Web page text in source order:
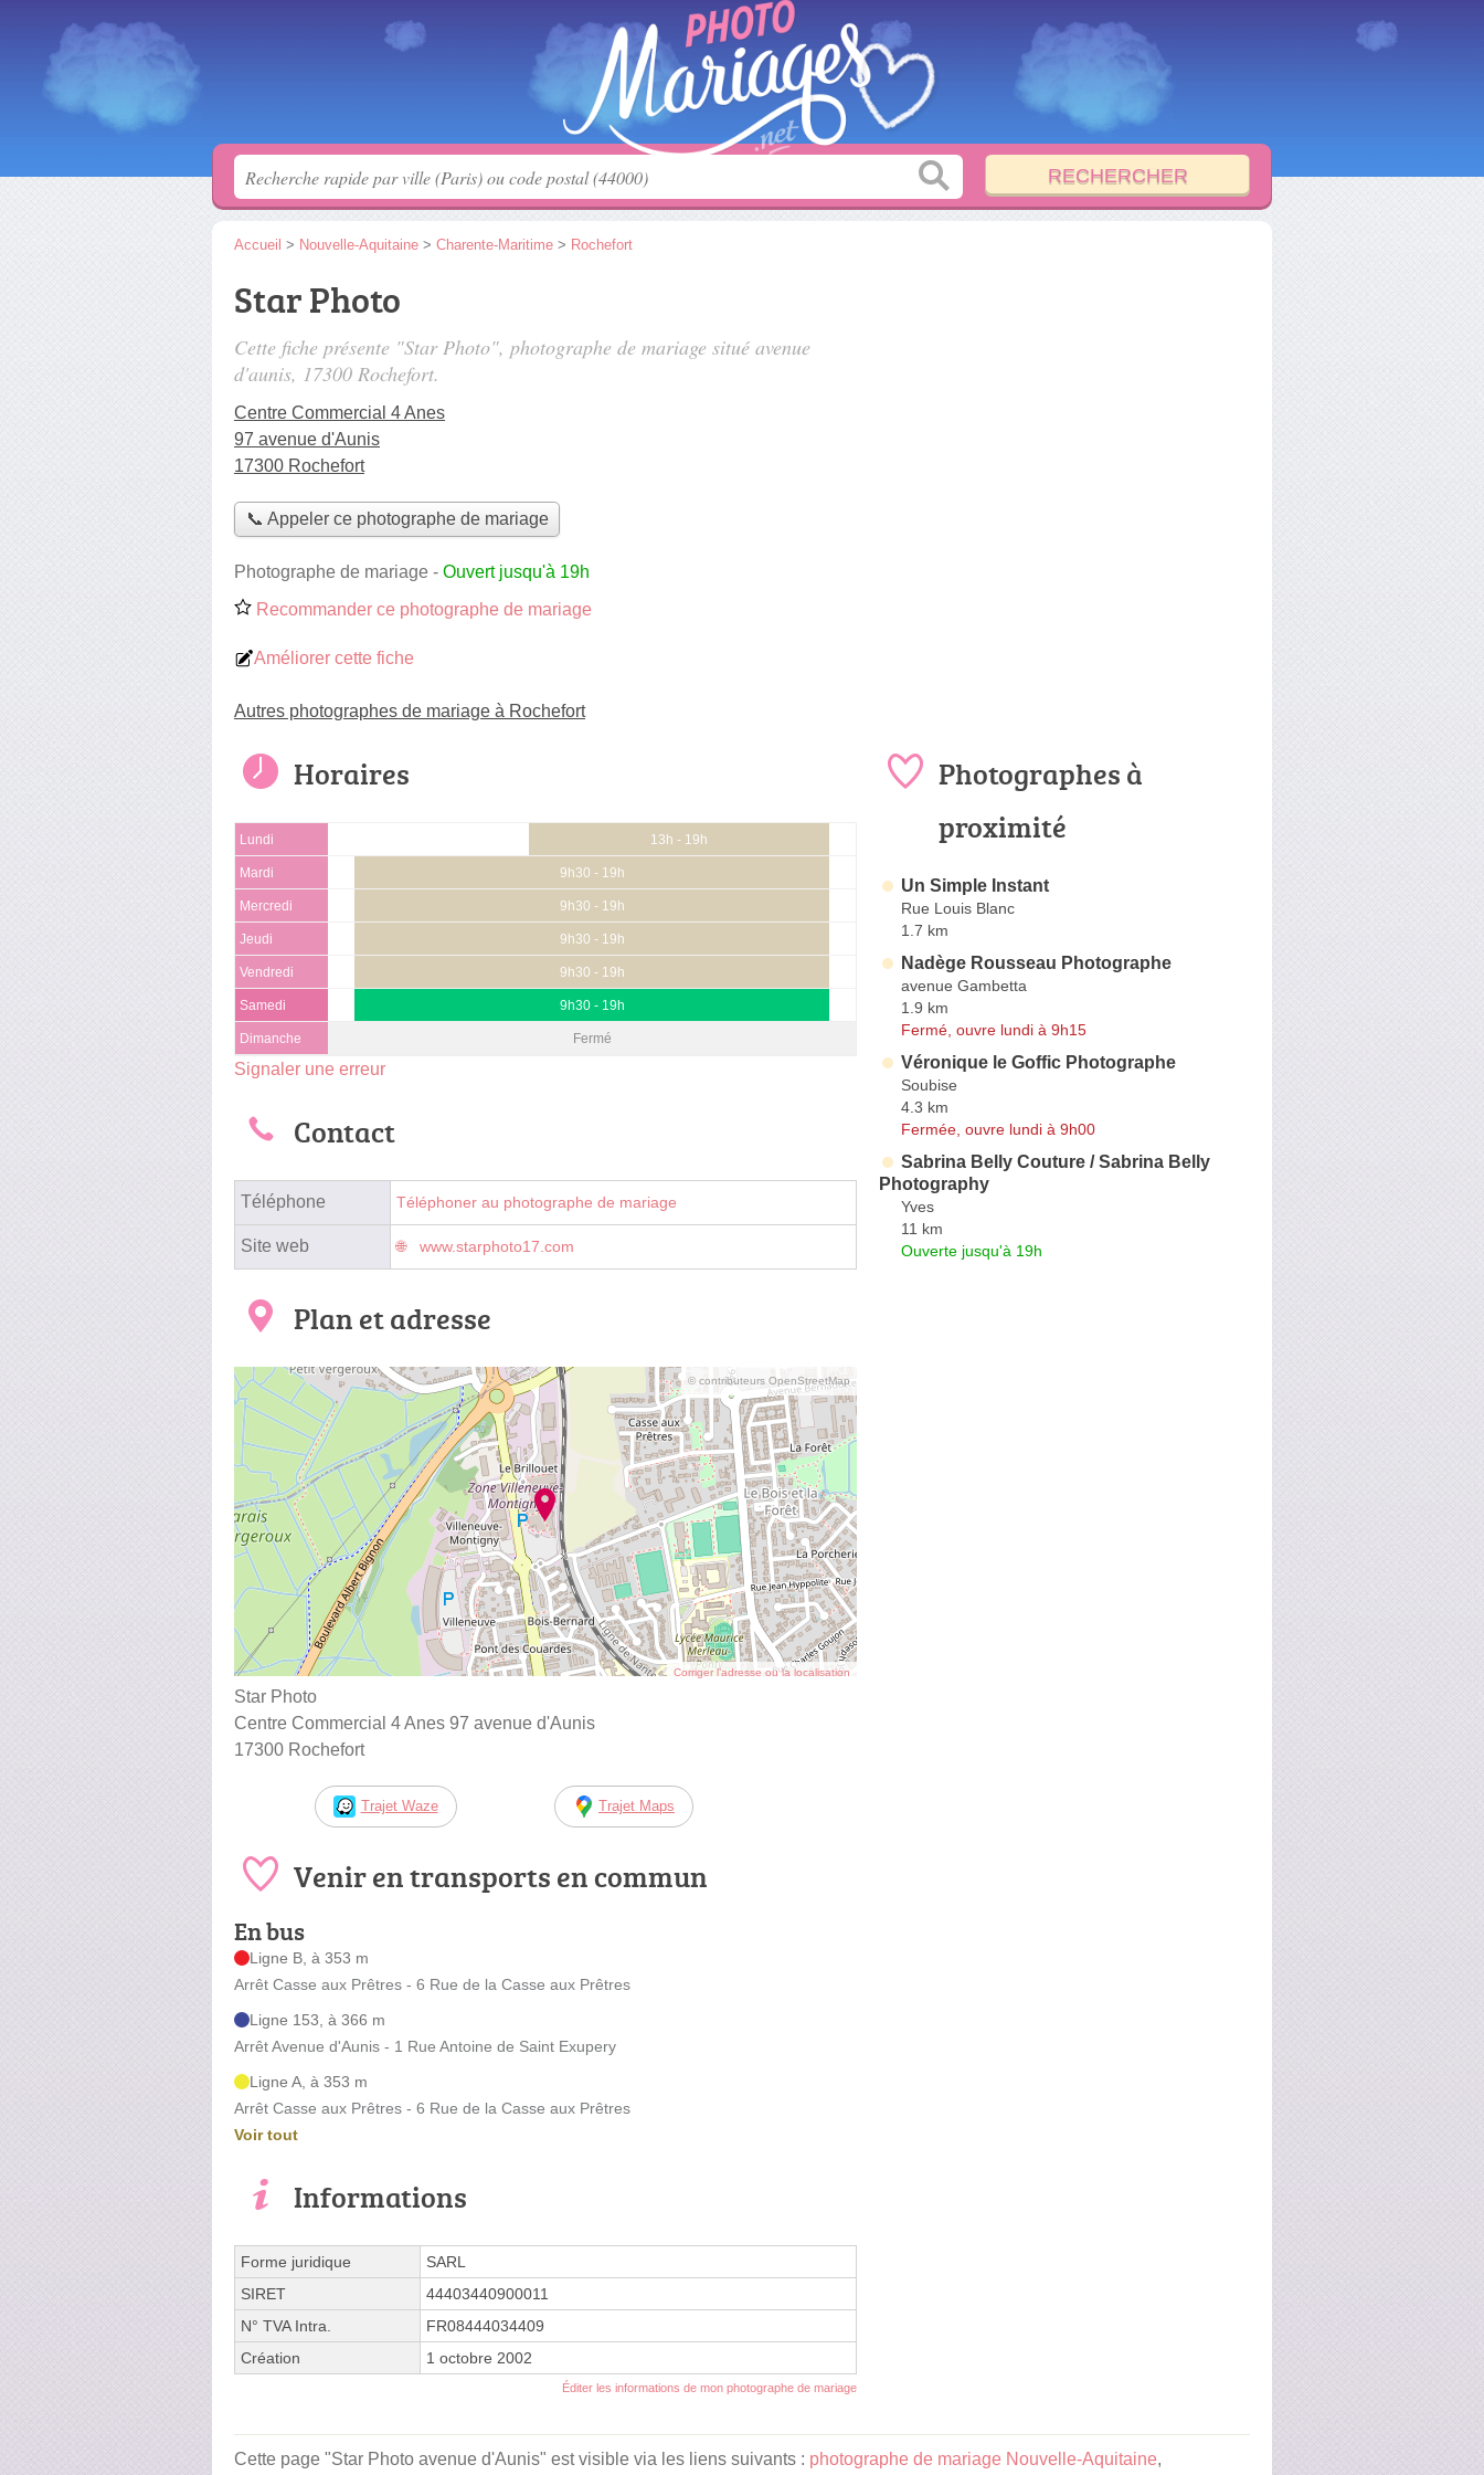
Accueil > Nouvelle-Aquitaine > Charente-Maritime > Rochefort
Star Photo
Cette fiche présente "Star Photo", photographe de mariage situé avenue
d'aunis, 17300 Rochefort.
Centre Commercial 4 Anes
97 avenue d'Aunis
17300 Rochefort
📞 Appeler ce photographe de mariage
Photographe de mariage - Ouvert jusqu'à 19h
Recommander ce photographe de mariage
Améliorer cette fiche
Autres photographes de mariage à Rochefort
Horaires
Lundi 13h - 19h
Mardi 9h30 - 19h
Mercredi 9h30 - 19h
Jeudi 9h30 - 19h
Vendredi 9h30 - 19h
Samedi 9h30 - 19h
Dimanche Fermé
Signaler une erreur
Contact
Téléphone Téléphoner au photographe de mariage
Site web www.starphoto17.com
Plan et adresse
© contributeurs OpenStreetMap
Corriger l’adresse ou la localisation
Star Photo
Centre Commercial 4 Anes 97 avenue d'Aunis
17300 Rochefort
Trajet Waze Trajet Maps
Venir en transports en commun
En bus
Ligne B, à 353 m
Arrêt Casse aux Prêtres - 6 Rue de la Casse aux Prêtres
Ligne 153, à 366 m
Arrêt Avenue d'Aunis - 1 Rue Antoine de Saint Exupery
Ligne A, à 353 m
Arrêt Casse aux Prêtres - 6 Rue de la Casse aux Prêtres
Voir tout
Informations
Forme juridique
SARL
SIRET
44403440900011
N° TVA Intra.
FR08444034409
Création
1 octobre 2002
Éditer les informations de mon photographe de mariage
Photographes à
proximité
Un Simple Instant
Rue Louis Blanc
1.7 km
Nadège Rousseau Photographe
avenue Gambetta
1.9 km
Fermé, ouvre lundi à 9h15
Véronique le Goffic Photographe
Soubise
4.3 km
Fermée, ouvre lundi à 9h00
Sabrina Belly Couture / Sabrina Belly
Photography
Yves
11 km
Ouverte jusqu'à 19h
Cette page "Star Photo avenue d'Aunis" est visible via les liens suivants : photographe de mariage Nouvelle-Aquitaine,